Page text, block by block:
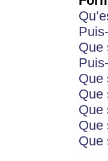
Que
Que
Que
Que
Que
Que